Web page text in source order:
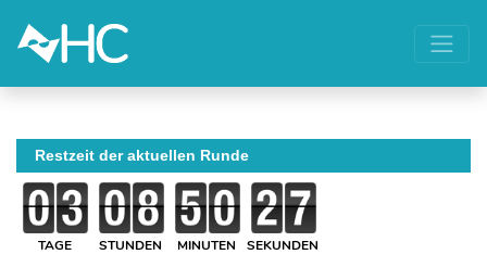
Restzeit der aktuellen Runde
TAGE STUNDEN MINUTEN SEKUNDEN